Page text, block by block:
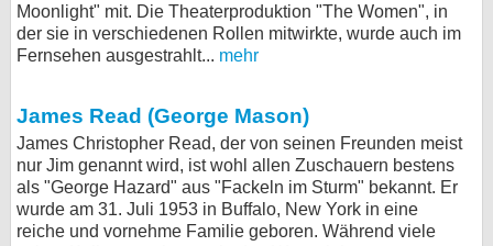
Moonlight" mit. Die Theaterproduktion "The Women", in
der sie in verschiedenen Rollen mitwirkte, wurde auch im
Fernsehen ausgestrahlt... mehr
James Read (George Mason)
James Christopher Read, der von seinen Freunden meist
nur Jim genannt wird, ist wohl allen Zuschauern bestens
als "George Hazard" aus "Fackeln im Sturm" bekannt. Er
wurde am 31. Juli 1953 in Buffalo, New York in eine
reiche und vornehme Familie geboren. Während viele